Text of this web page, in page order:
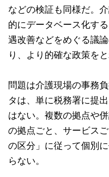
などの検証も同様だ。
的にデータベース化す
遇改善などをめぐる議
り、より的確な政策を
問題は介護現場の事務
タは、単に税務署に提
はない。複数の拠点や
の拠点ごと、サービス
の区分」に従って個別
らない。